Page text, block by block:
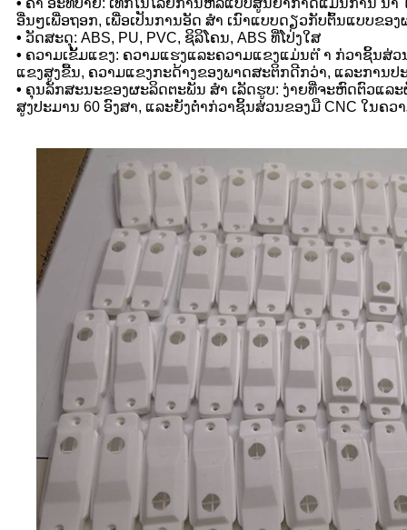
• ຄຳ ອະທິບາຍ: ເທັກໂນໂລຢີການຫລໍ່ແບບສູນຍາກາດແມ່ນການ ນຳ
ອື່ນໆເພື່ອຖອກ, ເພື່ອເປັນການອັດ ສຳ ເນົາແບບດຽວກັບຕົ້ນແບບຂອ
• ວັດສະດຸ: ABS, PU, ​​PVC, ຊິລິໂຄນ, ABS ທີ່ໂປ່ງໃສ
• ຄວາມເຂັ້ມແຂງ: ຄວາມແຮງແລະຄວາມແຂງແມ່ນຕ່ ຳ ກ່ວາຊິ້ນສ່
ແຂງສູງຂື້ນ, ຄວາມແຂງກະດ້າງຂອງພາດສະຕິກດີກວ່າ, ແລະການ
• ຄຸນລັກສະນະຂອງຜະລິດຕະພັນ ສຳ ເລັດຮູບ: ງ່າຍທີ່ຈະຫົດຕົວແລ
ສູງປະມານ 60 ອົງສາ, ແລະຍັງຕໍ່າກ່ວາຊິ້ນສ່ວນຂອງມື CNC ໃນຄ